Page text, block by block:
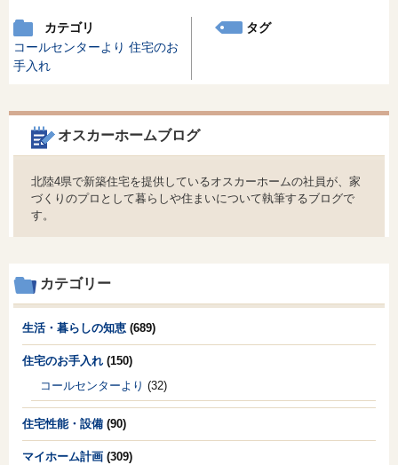
カテゴリ
コールセンターより 住宅のお
手入れ
タグ
オスカーホームブログ
北陸4県で新築住宅を提供しているオスカーホームの社員が、家
づくりのプロとして暮らしや住まいについて執筆するブログで
す。
カテゴリー
生活・暮らしの知恵 (689)
住宅のお手入れ (150)
コールセンターより (32)
住宅性能・設備 (90)
マイホーム計画 (309)